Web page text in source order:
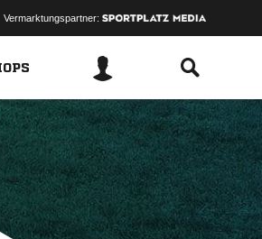
Vermarktungspartner: